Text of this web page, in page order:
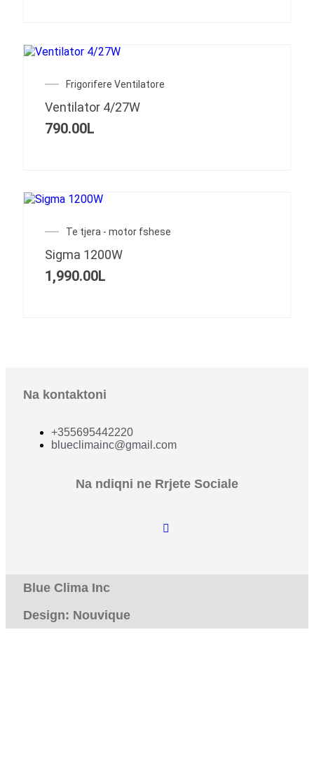
Frigorifere Ventilatore
Ventilator 4/27W
790.00L
Te tjera - motor fshese
Sigma 1200W
1,990.00L
Na kontaktoni
+355695442220
blueclimainc@gmail.com
Na ndiqni ne Rrjete Sociale
Blue Clima Inc
Design: Nouvique